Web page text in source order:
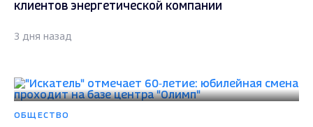
клиентов энергетической компании
3 дня назад
ОБЩЕСТВО